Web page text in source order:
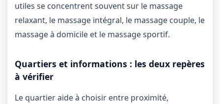
utiles se concentrent souvent sur le massage
relaxant, le massage intégral, le massage couple, le
massage à domicile et le massage sportif.
Quartiers et informations : les deux repères
à vérifier
Le quartier aide à choisir entre proximité,